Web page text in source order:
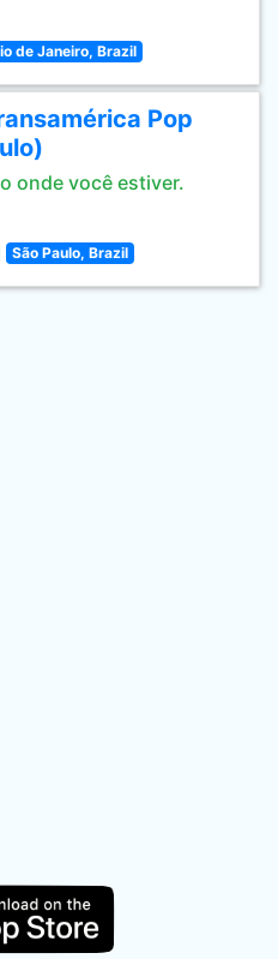
de Janeiro, Brazil
Pop
onde você estiver.
São Paulo, Brazil